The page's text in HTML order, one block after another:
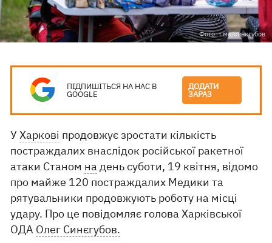
Фото: т.ме/синєгубов
ПІДПИШІТЬСЯ НА НАС В
GOOGLE
ДОДАТИ
ЗАРАЗ
УХаркові продовжує зростати кількість
постраждалих внаслідок російської ракетної
атаки Станом на день суботи, 19 квітня, відомо
про майже 120 постраждалих Медики та
рятувальники продовжують роботу на місці
удару. Про це повідомляє голова Харківської
ОДА Олег Синєгубов.